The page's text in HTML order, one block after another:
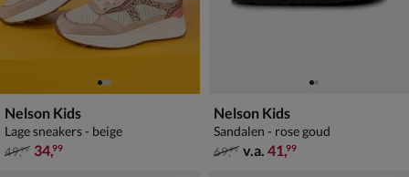
Nelson Kids
Lage sneakers - beige
van € 49,99 voor € 34,99
49,99 34,99
Nelson Kids
Sandalen - rose goud
van € 69,99 vanaf € 41,99
69,99 v.a. 41,99